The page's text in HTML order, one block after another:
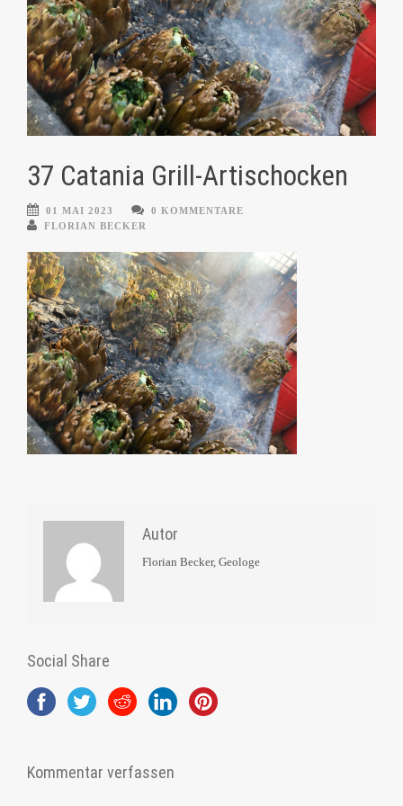
37 Catania Grill-Artischocken
01 MAI 2023
0 KOMMENTARE
FLORIAN BECKER
Autor
Florian Becker, Geologe
Social Share
Kommentar verfassen